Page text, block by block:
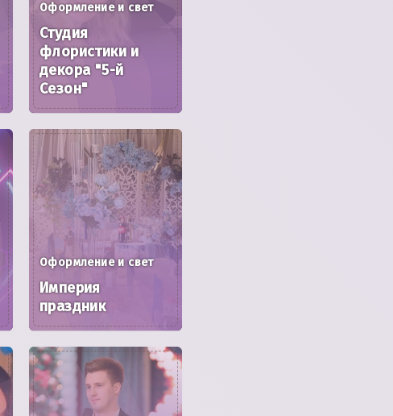
Оформление и свет
Студия
флористики и
декора "5-й
Сезон"
Оформление и свет
Империя
праздник